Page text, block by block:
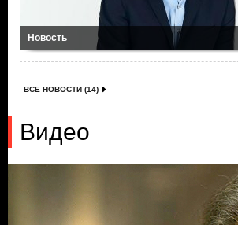
Новость
ВСЕ НОВОСТИ (14)
Видео